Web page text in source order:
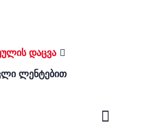
დაცვა
ლენტებით